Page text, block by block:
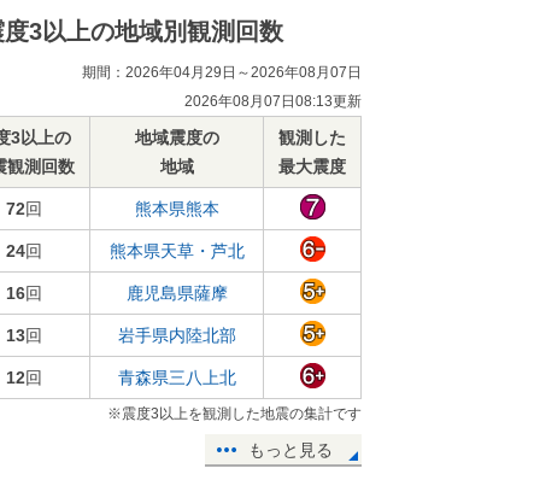
度3以上の地域別観測回数
期間：2026年04月29日～2026年08月07日
2026年08月07日08:13更新
3以上の
観測回数
地域震度の
地域
観測した
最大震度
72回 熊本県熊本
24回 熊本県天草・芦北
16回 鹿児島県薩摩
13回 岩手県内陸北部
12回 青森県三八上北
※震度3以上を観測した地震の集計です
もっと見る